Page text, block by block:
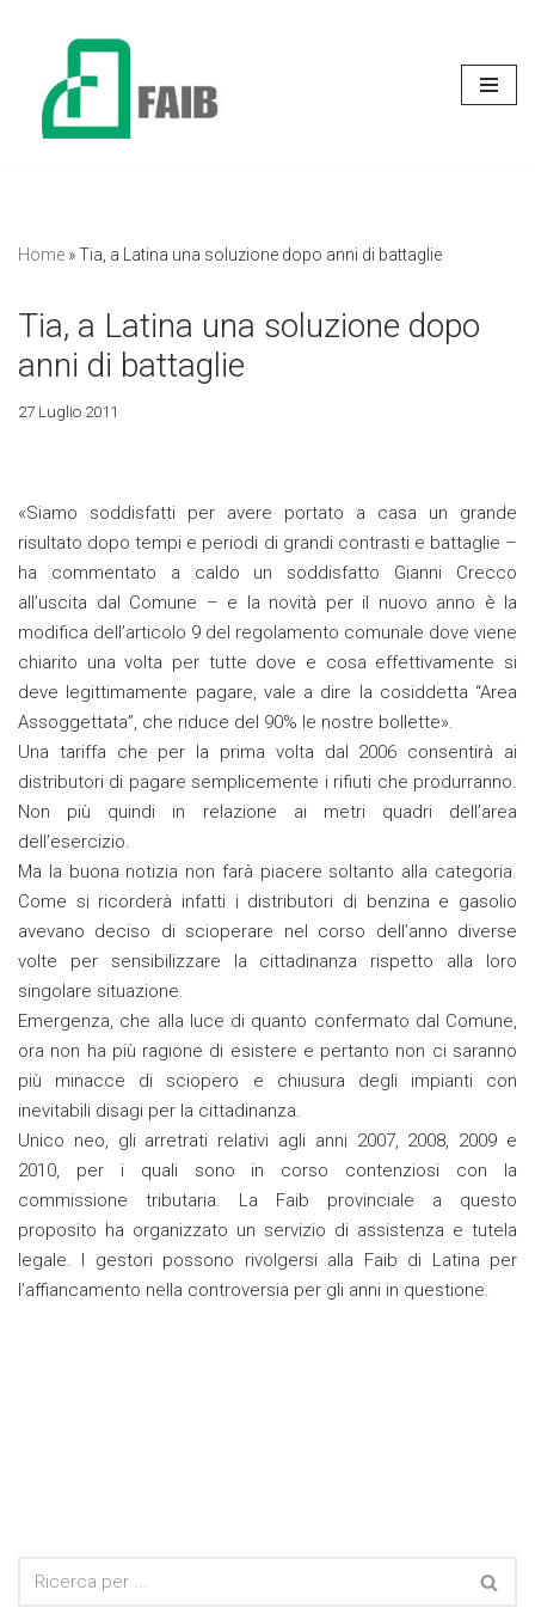
contenuto
Home »Tia, a Latina una soluzione dopo anni di battaglie
Tia, a Latina una soluzione dopo
anni di battaglie
27 Luglio 2011
«Siamo soddisfatti per avere portato a casa un grande
risultato dopo tempi e periodi di grandi contrasti e battaglie –
ha commentato a caldo un soddisfatto Gianni Crecco
all’uscita dal Comune – e la novità per il nuovo anno è la
modifica dell’articolo 9 del regolamento comunale dove viene
chiarito una volta per tutte dove e cosa effettivamente si
deve legittimamente pagare, vale a dire la cosiddetta “Area
Assoggettata”, che riduce del 90% le nostre bollette».
Una tariffa che per la prima volta dal 2006 consentirà ai
distributori di pagare semplicemente i rifiuti che produrranno.
Non più quindi in relazione ai metri quadri dell’area
dell’esercizio.
Ma la buona notizia non farà piacere soltanto alla categoria.
Come si ricorderà infatti i distributori di benzina e gasolio
avevano deciso di scioperare nel corso dell’anno diverse
volte per sensibilizzare la cittadinanza rispetto alla loro
singolare situazione.
Emergenza, che alla luce di quanto confermato dal Comune,
ora non ha più ragione di esistere e pertanto non ci saranno
più minacce di sciopero e chiusura degli impianti con
inevitabili disagi per la cittadinanza.
Unico neo, gli arretrati relativi agli anni 2007, 2008, 2009 e
2010, per i quali sono in corso contenziosi con la
commissione tributaria. La Faib provinciale a questo
proposito ha organizzato un servizio di assistenza e tutela
legale. I gestori possono rivolgersi alla Faib di Latina per
l’affiancamento nella controversia per gli anni in questione.